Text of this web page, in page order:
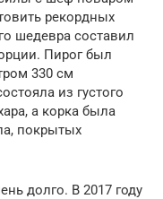
рекордных
шедевра составил
Пирог был
330 см
из густого
а корка была
покрытых
долго. В 2017 году